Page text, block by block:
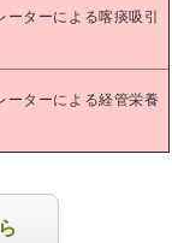
ターによる喀痰吸引
ーターによる経管栄養